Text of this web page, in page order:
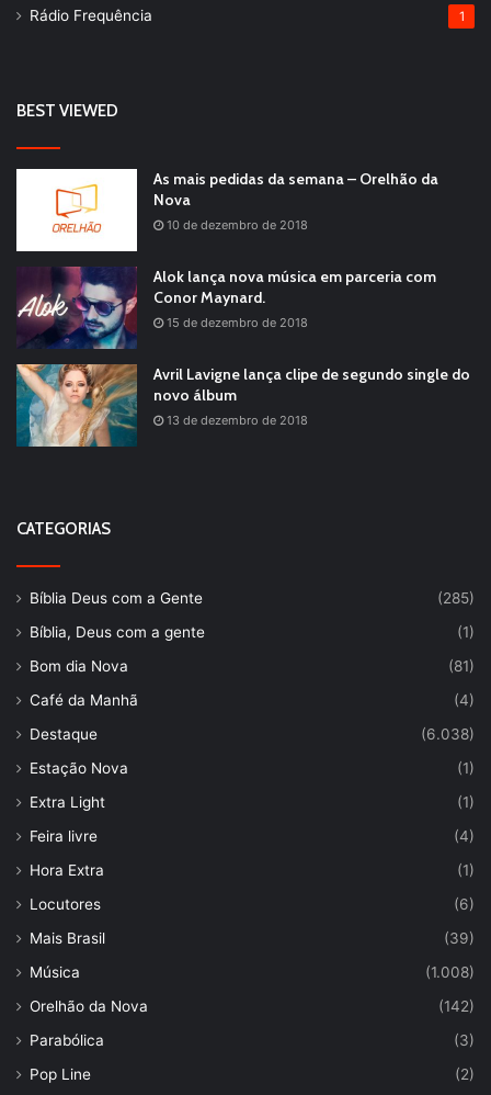
Rádio Frequência 1
BEST VIEWED
As mais pedidas da semana – Orelhão da
Nova
10 de dezembro de 2018
Alok lança nova música em parceria com
Conor Maynard.
15 de dezembro de 2018
Avril Lavigne lança clipe de segundo single do
novo álbum
13 de dezembro de 2018
CATEGORIAS
Bíblia Deus com a Gente
(285)
Bíblia, Deus com a gente
(1)
Bom dia Nova
(81)
Café da Manhã
(4)
Destaque
(6.038)
Estação Nova
(1)
Extra Light
(1)
Feira livre
(4)
Hora Extra
(1)
Locutores
(6)
Mais Brasil
(39)
Música
(1.008)
Orelhão da Nova
(142)
Parabólica
(3)
Pop Line
(2)